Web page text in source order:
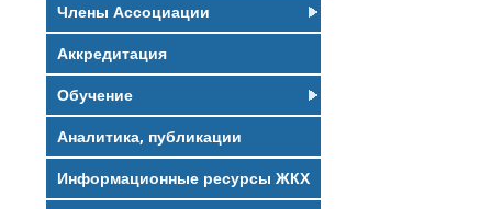
Члены Ассоциации
Аккредитация
Обучение
Аналитика, публикации
Информационные ресурсы ЖКХ